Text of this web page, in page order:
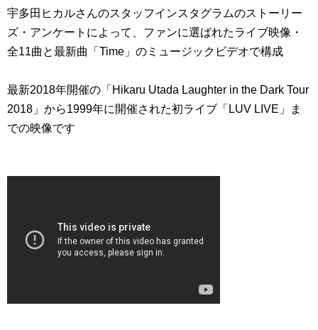
宇多田ヒカルさんのスタッフインスタグラムのストーリー
ズ・アンケートによって、ファンに選ばれたライブ映像・
全11曲と最新曲「Time」のミュージックビデオで構成
最新2018年開催の「Hikaru Utada Laughter in the Dark Tour
2018」から1999年に開催された初ライブ「LUV LIVE」ま
での映像です